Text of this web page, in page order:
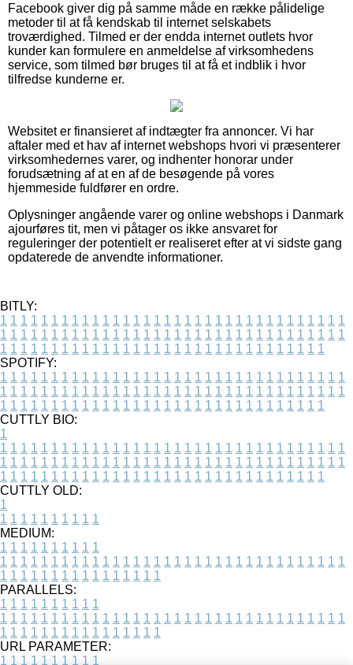
Facebook giver dig på samme måde en række pålidelige
metoder til at få kendskab til internet selskabets
troværdighed. Tilmed er der endda internet outlets hvor
kunder kan formulere en anmeldelse af virksomhedens
service, som tilmed bør bruges til at få et indblik i hvor
tilfredse kunderne er.
Websitet er finansieret af indtægter fra annoncer. Vi har
aftaler med et hav af internet webshops hvori vi præsenterer
virksomhedernes varer, og indhenter honorar under
forudsætning af at en af de besøgende på vores
hjemmeside fuldfører en ordre.
Oplysninger angående varer og online webshops i Danmark
ajourføres tit, men vi påtager os ikke ansvaret for
reguleringer der potentielt er realiseret efter at vi sidste gang
opdaterede de anvendte informationer.
BITLY:
1 1 1 1 1 1 1 1 1 1 1 1 1 1 1 1 1 1 1 1 1 1 1 1 1 1 1 1 1 1 1 1 1 1
1 1 1 1 1 1 1 1 1 1 1 1 1 1 1 1 1 1 1 1 1 1 1 1 1 1 1 1 1 1 1 1 1 1
1 1 1 1 1 1 1 1 1 1 1 1 1 1 1 1 1 1 1 1 1 1 1 1 1 1 1 1 1 1 1 1
SPOTIFY:
1 1 1 1 1 1 1 1 1 1 1 1 1 1 1 1 1 1 1 1 1 1 1 1 1 1 1 1 1 1 1 1 1 1
1 1 1 1 1 1 1 1 1 1 1 1 1 1 1 1 1 1 1 1 1 1 1 1 1 1 1 1 1 1 1 1 1 1
1 1 1 1 1 1 1 1 1 1 1 1 1 1 1 1 1 1 1 1 1 1 1 1 1 1 1 1 1 1 1 1
CUTTLY BIO:
1
1 1 1 1 1 1 1 1 1 1 1 1 1 1 1 1 1 1 1 1 1 1 1 1 1 1 1 1 1 1 1 1 1 1
1 1 1 1 1 1 1 1 1 1 1 1 1 1 1 1 1 1 1 1 1 1 1 1 1 1 1 1 1 1 1 1 1 1
1 1 1 1 1 1 1 1 1 1 1 1 1 1 1 1 1 1 1 1 1 1 1 1 1 1 1 1 1 1 1 1
CUTTLY OLD:
1
1 1 1 1 1 1 1 1 1 1
MEDIUM:
1 1 1 1 1 1 1 1 1 1
1 1 1 1 1 1 1 1 1 1 1 1 1 1 1 1 1 1 1 1 1 1 1 1 1 1 1 1 1 1 1 1 1 1
1 1 1 1 1 1 1 1 1 1 1 1 1 1 1 1
PARALLELS:
1 1 1 1 1 1 1 1 1 1
1 1 1 1 1 1 1 1 1 1 1 1 1 1 1 1 1 1 1 1 1 1 1 1 1 1 1 1 1 1 1 1 1 1
1 1 1 1 1 1 1 1 1 1 1 1 1 1 1 1
URL PARAMETER:
1 1 1 1 1 1 1 1 1 1